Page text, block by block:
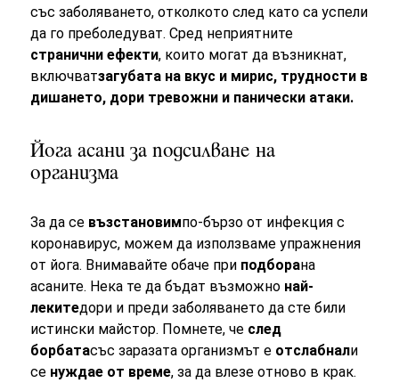
със заболяването, отколкото след като са успели
да го преболедуват. Сред неприятните
странични ефекти, които могат да възникнат,
включватзагубата на вкус и мирис, трудности в
дишането, дори тревожни и панически атаки.
Йога асани за подсилване на
организма
За да се възстановимпо-бързо от инфекция с
коронавирус, можем да използваме упражнения
от йога. Внимавайте обаче при подборана
асаните. Нека те да бъдат възможно най-
лекитедори и преди заболяването да сте били
истински майстор. Помнете, че след
борбатасъс заразата организмът е отслабнали
се нуждае от време, за да влезе отново в крак.